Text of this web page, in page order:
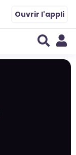
Ouvrir l'appli